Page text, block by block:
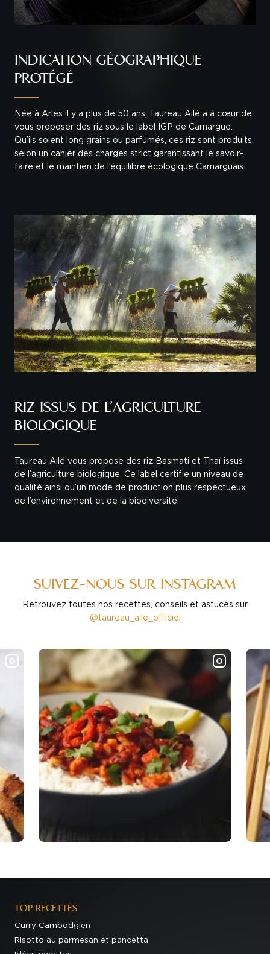
INDICATION GÉOGRAPHIQUE
PROTÉGÉ
Née à Arles il y a plus de 50 ans, Taureau Ailé a à cœur de
vous proposer des riz sous le label IGP de Camargue.
Qu’ils soient long grains ou parfumés, ces riz sont produits
selon un cahier des charges strict garantissant le savoir-
faire et le maintien de l’équilibre écologique Camarguais.
RIZ ISSUS DE L’AGRICULTURE
BIOLOGIQUE
Taureau Ailé vous propose des riz Basmati et Thaï issus
de l’agriculture biologique. Ce label certifie un niveau de
qualité ainsi qu’un mode de production plus respectueux
de l’environnement et de la biodiversité.
SUIVEZ-NOUS SUR INSTAGRAM
Retrouvez toutes nos recettes, conseils et astuces sur
@taureau_aile_officiel
TOP RECETTES
Curry Cambodgien
Risotto au parmesan et pancetta